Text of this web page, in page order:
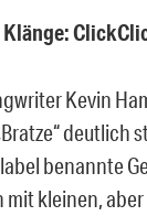
Kevin
deutlich
benannte
mit kleinen,